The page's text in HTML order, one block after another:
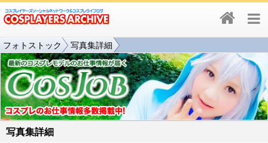
フォトストック 写真集詳細
写真集詳細